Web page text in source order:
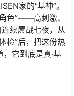
家的“基神”。
色”——高刺激、
续鏖战七夜，从
检”后，把这份热
它到底是真·基